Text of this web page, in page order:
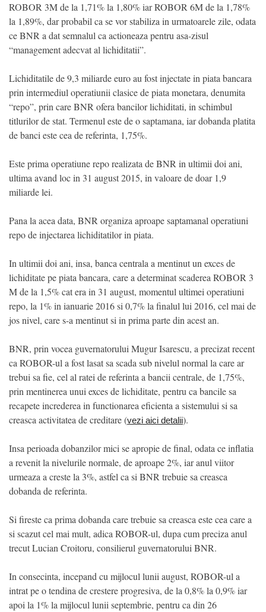
ROBOR 3M de la 1,71% la 1,80% iar ROBOR 6M de la 1,78%
la 1,89%, dar probabil ca se vor stabiliza in urmatoarele zile, odata
ce BNR a dat semnalul ca actioneaza pentru asa-zisul
“management adecvat al lichiditatii”.
Lichiditatile de 9,3 miliarde euro au fost injectate in piata bancara
prin intermediul operatiunii clasice de piata monetara, denumita
“repo”, prin care BNR ofera bancilor lichiditati, in schimbul
titlurilor de stat. Termenul este de o saptamana, iar dobanda platita
de banci este cea de referinta, 1,75%.
Este prima operatiune repo realizata de BNR in ultimii doi ani,
ultima avand loc in 31 august 2015, in valoare de doar 1,9
miliarde lei.
Pana la acea data, BNR organiza aproape saptamanal operatiuni
repo de injectarea lichiditatilor in piata.
In ultimii doi ani, insa, banca centrala a mentinut un exces de
lichiditate pe piata bancara, care a determinat scaderea ROBOR 3
M de la 1,5% cat era in 31 august, momentul ultimei operatiuni
repo, la 1% in ianuarie 2016 si 0,7% la finalul lui 2016, cel mai de
jos nivel, care s-a mentinut si in prima parte din acest an.
BNR, prin vocea guvernatorului Mugur Isarescu, a precizat recent
ca ROBOR-ul a fost lasat sa scada sub nivelul normal la care ar
trebui sa fie, cel al ratei de referinta a bancii centrale, de 1,75%,
prin mentinerea unui exces de lichiditate, pentru ca bancile sa
recapete increderea in functionarea eficienta a sistemului si sa
creasca activitatea de creditare (vezi aici detalii).
Insa perioada dobanzilor mici se apropie de final, odata ce inflatia
a revenit la nivelurile normale, de aproape 2%, iar anul viitor
urmeaza a creste la 3%, astfel ca si BNR trebuie sa creasca
dobanda de referinta.
Si fireste ca prima dobanda care trebuie sa creasca este cea care a
si scazut cel mai mult, adica ROBOR-ul, dupa cum preciza anul
trecut Lucian Croitoru, consilierul guvernatorului BNR.
In consecinta, incepand cu mijlocul lunii august, ROBOR-ul a
intrat pe o tendina de crestere progresiva, de la 0,8% la 0,9% iar
apoi la 1% la mijlocul lunii septembrie, pentru ca din 26